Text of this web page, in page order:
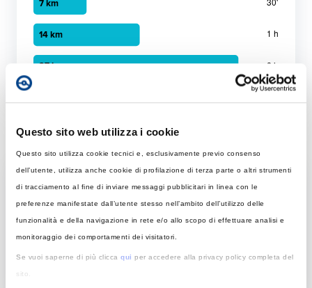
Questo sito web utilizza i cookie
Questo sito utilizza cookie tecnici e, esclusivamente previo consenso
dell’utente, utilizza anche cookie di profilazione di terza parte o altri strumenti
di tracciamento al fine di inviare messaggi pubblicitari in linea con le
preferenze manifestate dall’utente stesso nell’ambito dell’utilizzo delle
funzionalità e della navigazione in rete e/o allo scopo di effettuare analisi e
monitoraggio dei comportamenti dei visitatori.
Se vuoi saperne di più clicca qui per accedere alla privacy policy completa del
sito.
1 ora :14 km
Ricarica in mobilità
Tempo di ricarica con diverse soluzioni
Per 50 km
Rapida
Colonnina AC con potenza MAX di 22 kW